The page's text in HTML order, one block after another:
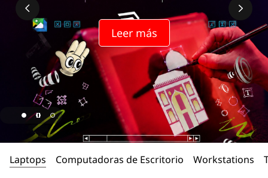
Leer más
Laptops Computadoras de Escritorio Workstations